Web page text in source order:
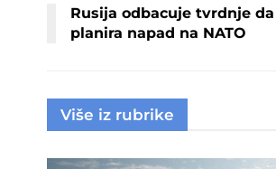
Rusija odbacuje tvrdnje
planira napad na NATO
Više iz rubrike